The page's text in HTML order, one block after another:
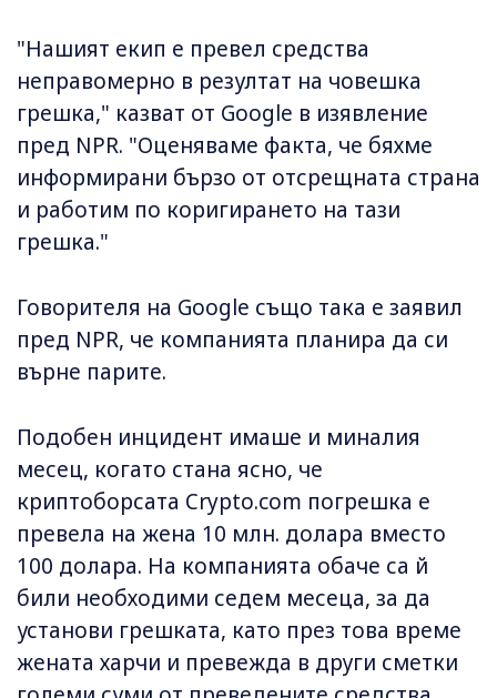
"Нашият екип е превел средства
неправомерно в резултат на човешка
грешка," казват от Google в изявление
пред NPR. "Оценяваме факта, че бяхме
информирани бързо от отсрещната страна
и работим по коригирането на тази
грешка."
Говорителя на Google също така е заявил
пред NPR, че компанията планира да си
върне парите.
Подобен инцидент имаше и миналия
месец, когато стана ясно, че
криптоборсата Crypto.com погрешка е
превела на жена 10 млн. долара вместо
100 долара. На компанията обаче са й
били необходими седем месеца, за да
установи грешката, като през това време
жената харчи и превежда в други сметки